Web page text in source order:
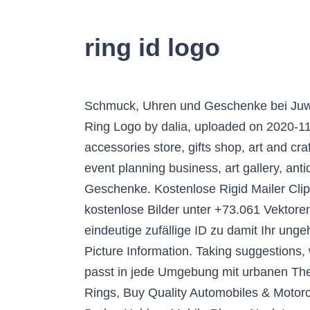
ring id logo
Schmuck, Uhren und Geschenke bei Juwelier CHRIST ca. Schmuck, der seit 1837 durch zeitlose Eleganz besticht. Logo for sale: Lotus Ring Logo by dalia, uploaded on 2020-11-18; This beautiful logo which is inspired by ancient egyptian art is great for jewelry store, women accessories store, gifts shop, art and craft shop, online jewelry store, wedding planning company, handmade jewelry, painting company, event planning business, art gallery, antique shop, and much more. Tiffany & Co. ist Ihre Adresse für einzigartige Kreationen & Geschenke. Kostenlose Rigid Mailer ClipArt in AI, SVG, EPS und CDR | Finden Sie auch diwali-mailer oder geburtstag-mailer Clipart kostenlose Bilder unter +73.061 Vektoren. Und um vieles mehr. Inspiration für einen ... Diese Cookies ordnen Ihrem Browser eine eindeutige zufällige ID zu damit Ihr ungehindertes Einkaufserlebnis über mehrere Seitenaufrufe hinweg gewährleistet werden kann. Picture Information. Taking suggestions, want to have any particular ring mat? Dieser Logo-Stil kommt bei den LKW-Ladungen gut an und passt in jede Umgebung mit urbanen Themen. Ring's range includes vehicle lighting, camera systems and in-vehicle power. Cheap Key Rings, Buy Quality Automobiles & Motorcycles Directly from China Suppliers:Men's Car Logo for IVECO Daily Stralis Lanyard Key Ring ID Badge Holders Mobile Phone Neck Lanyard Straps Car Keychain Enjoy Free Shipping Worldwide! j@ring.com. Steam Workshop: Fire Pro Wrestling World. Herzlich Willkommen auf der Seite der Ringe deutscher Pfadfinderinnen- und Pfadfinderverbände! Sie haben eine Vielzahl einzigartiger Ideen von professionellen Designern erhalten und ihren Favoriten ausgewählt. Personalised SOS Medical Alert logo ID Pink Army Dog Tag Key Ring (Z995) $7.50 + $12.27 shipping . In unserem Onlineshop finden Sie für jeden Anlass und jeden Geschmack die passenden Ringe für Ihre ganz besonderen Momente des Glücks. Ring Basic für Herren, Silber 925 34,95 € Neujahrsvorsätze Neues Jahr - neue Vorsätze . Bild Archiv : Unter dem Navigationspunkt Bild Archiv finden Sie ausgewählte Fotos, wie z.B. Bereits ab 0,64 € Große Shopvielfalt Testberichte & Meinungen | Jetzt ColomPac Rigid CP012.07 DIN A3 hk weiß günstig kaufen bei idealo.de Mouse over to Zoom … Entdecken Sie die vielfältigen & edlen Damen Ringe jetzt in unserem THOMAS SABO Shop! ISP: ... not have occurred if Ring had any additional security protocols that inform their users about logins from unfamiliar IP addresses. Buy silver and gold rings, gemstone rings, titanium rings and more ring styles at Macy's. Was es Neues gibt . Nachdem die Ticketswap-Phase von 2020 auf 2021 für Rock am Ring beendet ist, startet ab sofort für alle Karteninhaber, die ihr Ticket nicht getauscht haben, die Ticketpreisrückerstattung. Nutzen Sie die unschlagbare Werbewirkung und die hohe Schlagzahl an Kontakten, die Sie mit bedruckten Schlüsselbändern erreichen. Jamie Siminoff, Inventor. Dieser